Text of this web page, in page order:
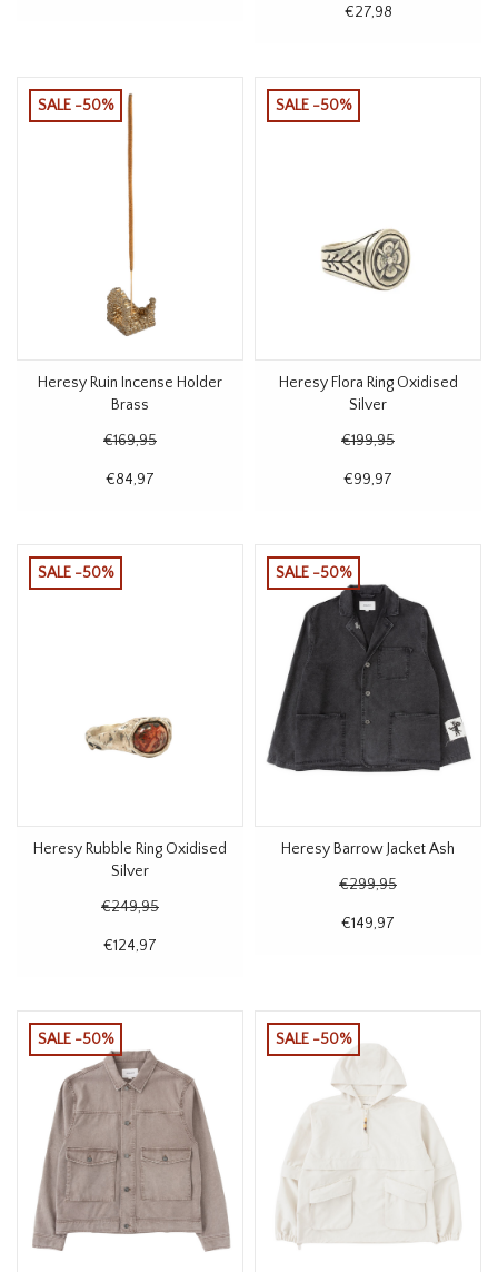
€27,98
SALE -50%
Heresy Ruin Incense Holder
Brass
€169,95
€84,97
SALE -50%
Heresy Flora Ring Oxidised
Silver
€199,95
€99,97
SALE -50%
Heresy Rubble Ring Oxidised
Silver
€249,95
€124,97
SALE -50%
Heresy Barrow Jacket Ash
€299,95
€149,97
SALE -50% SALE -50%